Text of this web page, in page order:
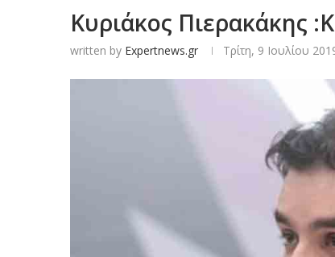
Κυριάκος Πιερακάκης
written by Expertnews.gr Τρίτη, 9 Ιουλίου